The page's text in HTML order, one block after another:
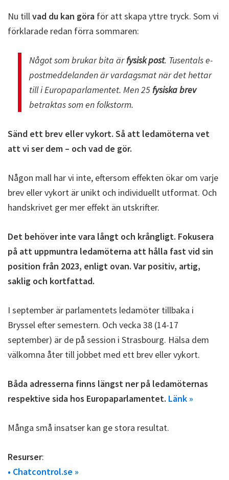
Nu tillvad du kan göra för att skapa yttre tryck. Som vi
förklarade redan förra sommaren:
Något som brukar bita ärfysisk post. Tusentals e-
postmeddelanden är vardagsmat när det hettar
till i Europaparlamentet. Men 25fysiska brev
betraktas som en folkstorm.
Sänd ett brev eller vykort. Så att ledamöterna vet
att vi ser dem – och vad de gör.
Någon mall har vi inte, eftersom effekten ökar om varje
brev eller vykort är unikt och individuellt utformat. Och
handskrivet ger mer effekt än utskrifter.
Det behöver inte vara långt och krångligt. Fokusera
på att uppmuntra ledamöterna att hålla fast vid sin
position från 2023, enligt ovan. Var positiv, artig,
saklig och kortfattad.
I september är parlamentets ledamöter tillbaka i
Bryssel efter semestern. Och vecka 38 (14-17
september) är de på session i Strasbourg. Hälsa dem
välkomna åter till jobbet med ett brev eller vykort.
Båda adresserna finns längst ner på ledamöternas
respektive sida hos Europaparlamentet. Länk »
Många små insatser kan ge stora resultat.
Resurser:
• Chatcontrol.se »